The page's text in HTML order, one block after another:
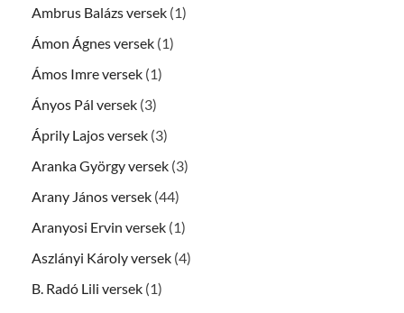
Ambrus Balázs versek (1)
Ámon Ágnes versek (1)
Ámos Imre versek (1)
Ányos Pál versek (3)
Áprily Lajos versek (3)
Aranka György versek (3)
Arany János versek (44)
Aranyosi Ervin versek (1)
Aszlányi Károly versek (4)
B. Radó Lili versek (1)